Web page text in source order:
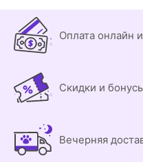
Оплата онлайн
Скидки и
Вечерняя